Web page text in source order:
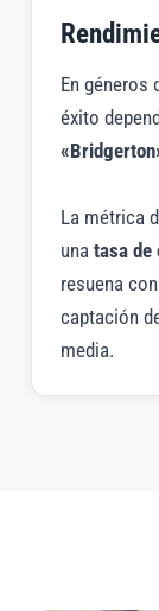
En géneros
éxito
La métrica
una tasa de
resuena
captación
media.